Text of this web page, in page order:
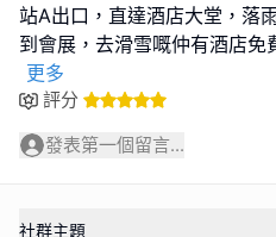
站A出口，直達酒店大堂，落
到會展，去滑雪嘅仲有酒店免
更多
評分
發表第一個留言...
社群主題